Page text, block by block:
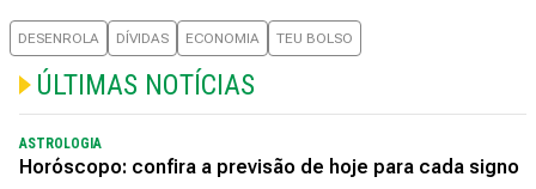
DESENROLA DÍVIDAS ECONOMIA TEU BOLSO
ÚLTIMAS NOTÍCIAS
ASTROLOGIA
Horóscopo: confira a previsão de hoje para cada signo